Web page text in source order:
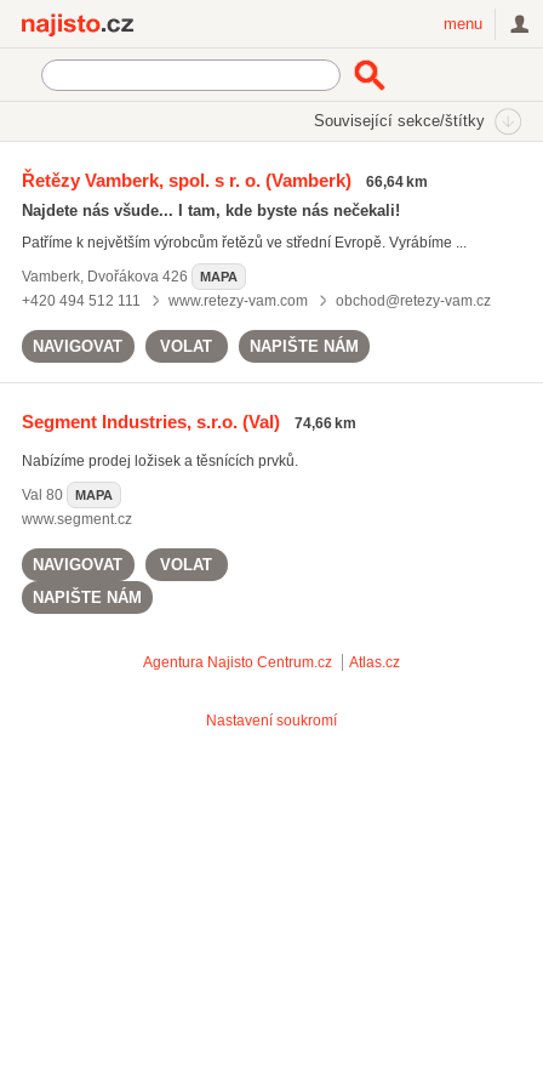
menu
Související sekce/štítky
Najisto.cz
válečkové řetězy(13)
řemenice (16)
Všechny související štítky
Řetězy Vamberk, spol. s r. o.(Vamberk) 66,64 km
Najdete nás všude... I tam, kde byste nás nečekali!
Patříme k největším výrobcům řetězů ve střední Evropě. Vyrábíme ...
Vamberk, Dvořákova 426 MAPA
+420 494 512 111 www.retezy-vam.com obchod@retezy-vam.cz
NAVIGOVAT VOLAT NAPIŠTE NÁM
Segment Industries, s.r.o.(Val) 74,66 km
Nabízíme prodej ložisek a těsnících prvků.
Val 80 MAPA
www.segment.cz
NAVIGOVAT
VOLAT
NAPIŠTE NÁM
Agentura Najisto Centrum.cz Atlas.cz
Nastavení soukromí